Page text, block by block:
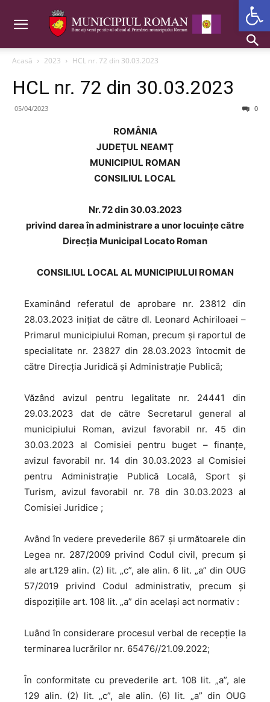
Acasă 2023 HCL nr. 72 din 30.03.2023
HCL nr. 72 din 30.03.2023
05/04/2023 0
ROMÂNIA
JUDEŢUL NEAMŢ
MUNICIPIUL ROMAN
CONSILIUL LOCAL
Nr. 72 din 30.03.2023
privind darea în administrare a unor locuințe către
Direcția Municipal Locato Roman
CONSILIUL LOCAL AL MUNICIPIULUI ROMAN
Examinând referatul de aprobare nr. 23812 din
28.03.2023 iniţiat de către dl. Leonard Achiriloaei –
Primarul municipiului Roman, precum şi raportul de
specialitate nr. 23827 din 28.03.2023 întocmit de
către Direcția Juridică și Administrație Publică;
Văzând avizul pentru legalitate nr. 24441 din
29.03.2023 dat de către Secretarul general al
municipiului Roman, avizul favorabil nr. 45 din
30.03.2023 al Comisiei pentru buget – finanțe,
avizul favorabil nr. 14 din 30.03.2023 al Comisiei
pentru Administraţie Publică Locală, Sport şi
Turism, avizul favorabil nr. 78 din 30.03.2023 al
Comisiei Juridice ;
Având în vedere prevederile 867 și următoarele din
Legea nr. 287/2009 privind Codul civil, precum și
ale art.129 alin. (2) lit. „c”, ale alin. 6 lit. „a” din OUG
57/2019 privind Codul administrativ, precum și
dispozițiile art. 108 lit. „a” din același act normativ :
Luând în considerare procesul verbal de recepție la
terminarea lucrărilor nr. 65476//21.09.2022;
În conformitate cu prevederile art. 108 lit. „a”, ale
129 alin. (2) lit. „c”, ale alin. (6) lit. „a” din OUG